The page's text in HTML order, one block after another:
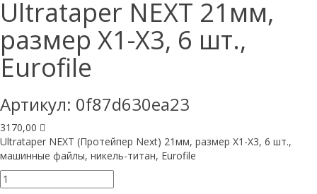
Ultrataper NEXT 21мм,
размер X1-X3, 6 шт.,
Eurofile
Артикул: 0f87d630ea23
3170,00
Ultrataper NEXT (Протейпер Next) 21мм, размер X1-X3, 6 шт.,
машинные файлы, никель-титан, Eurofile
Количество
товара